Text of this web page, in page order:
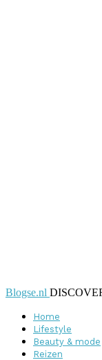
Blogse.nl
Home
Lifestyle
Beauty & mode
Reizen